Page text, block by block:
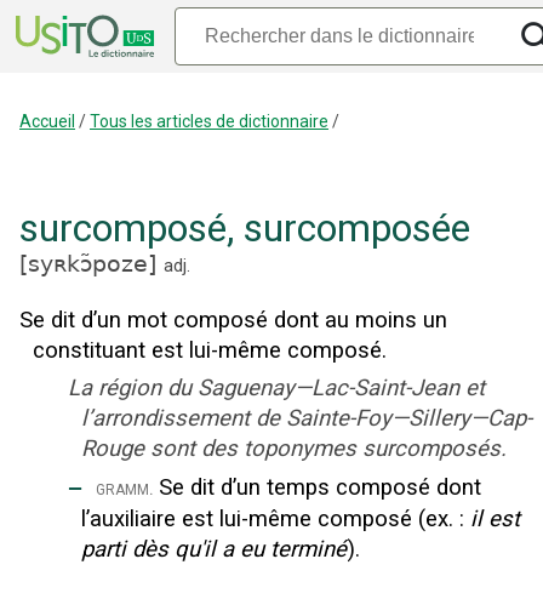
Accueil /Tous les articles de dictionnaire /
surcomposé, surcomposée
[syʀkɔ̃poze] adj.
Se dit d’un mot composé dont au moins un
constituant est lui-même composé.
La région du Saguenay—Lac-Saint-Jean et
l’arrondissement de Sainte-Foy—Sillery—Cap-
Rouge sont des toponymes surcomposés.
‒ gramm. Se dit d’un temps composé dont
l’auxiliaire est lui-même composé (ex. : il est
parti dès qu'il a eu terminé).